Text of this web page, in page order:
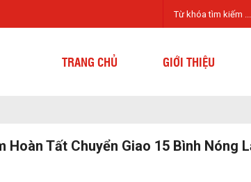
TRANG CHỦ GIỚI THIỆU
Hoàn Tất Chuyển Giao 15 Bình Nóng